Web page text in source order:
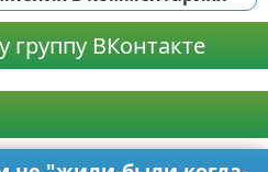
ВКонтакте